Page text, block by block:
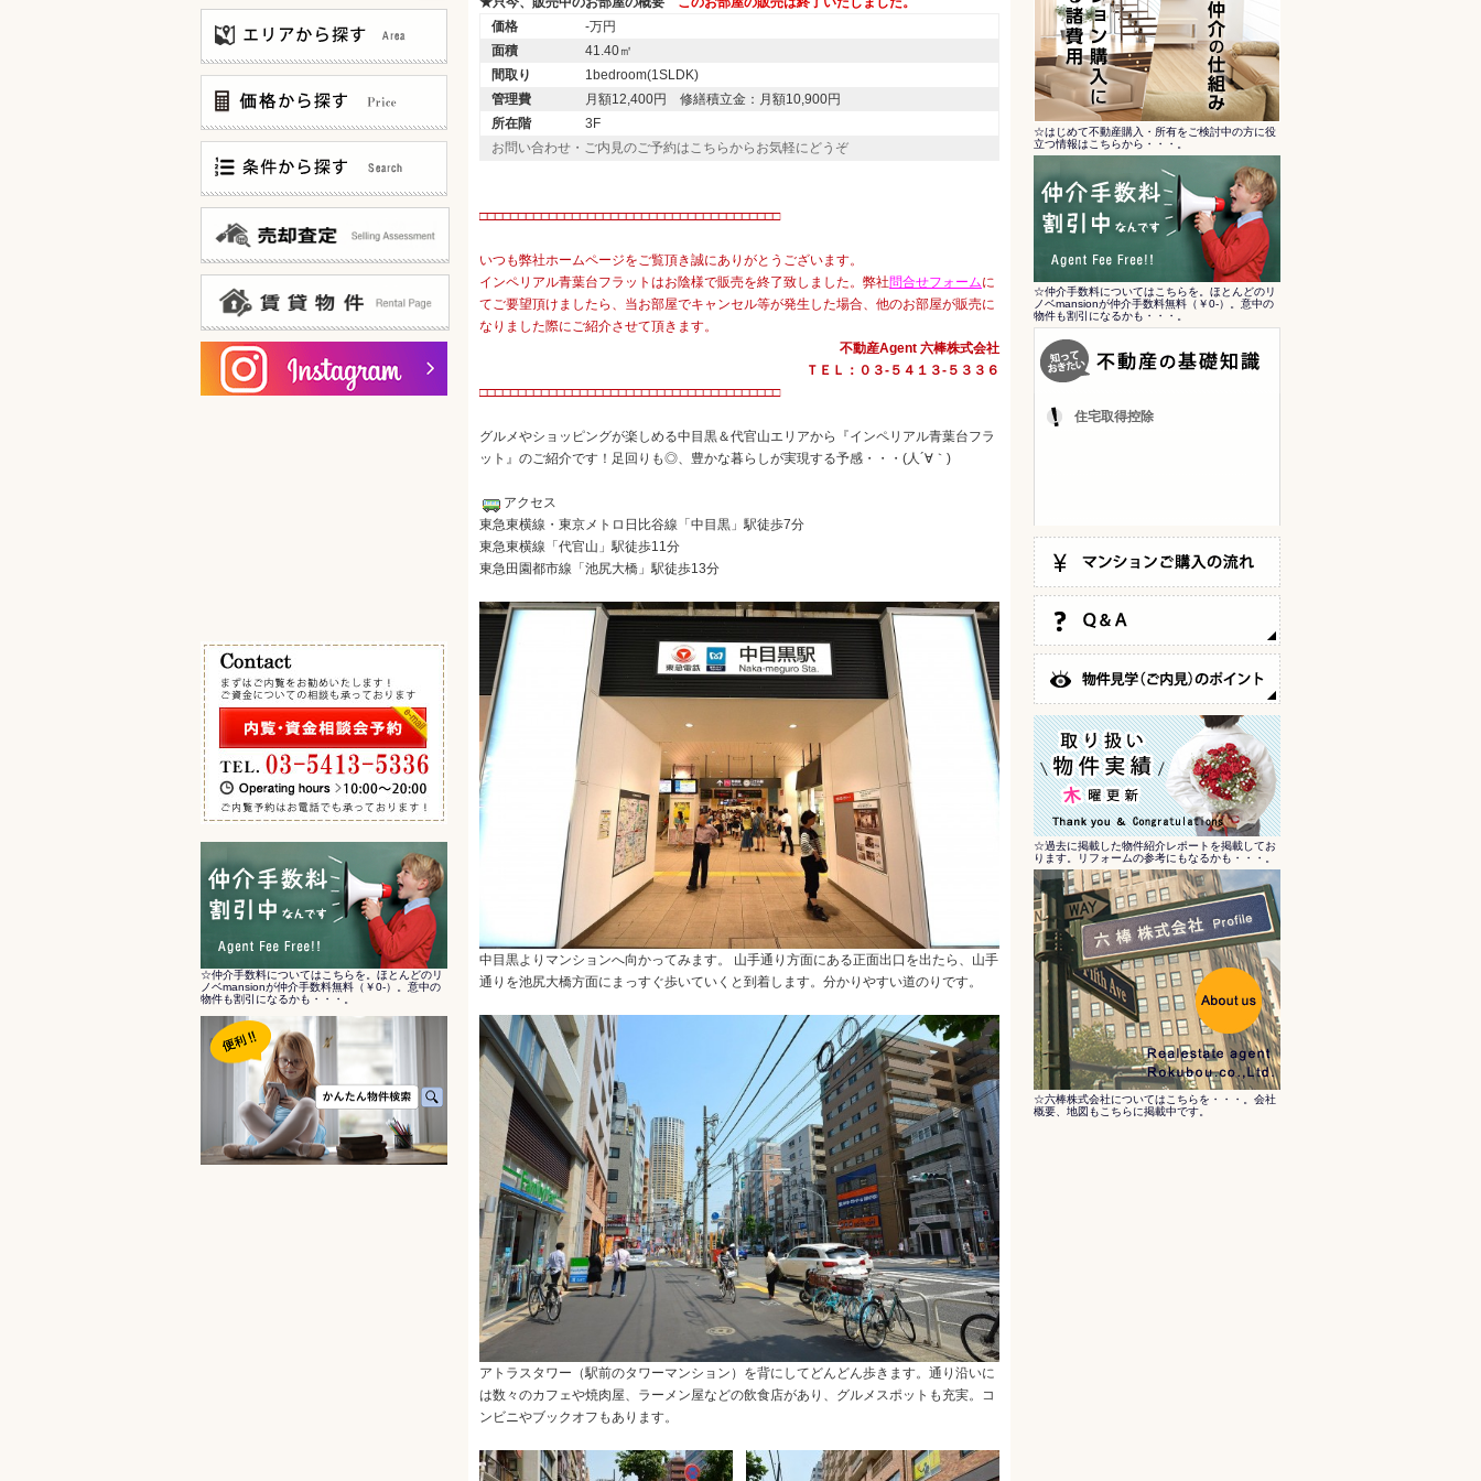
価格
-万円
面積
41.40㎡
間取り
1bedroom(1SLDK)
管理費
月額12,400円 修繕積立金：月額10,900円
所在階
3F
お問い合わせ・ご内見のご予約はこちらからお気軽にどうぞ
□□□□□□□□□□□□□□□□□□□□□□□□□□□□□□□□□□□□□□□
いつも弊社ホームページをご覧頂き誠にありがとうございます。
インペリアル青葉台フラットはお陰様で販売を終了致しました。弊社問合せフォームに
てご要望頂けましたら、当お部屋でキャンセル等が発生した場合、他のお部屋が販売に
なりました際にご紹介させて頂きます。
不動産Agent 六棒株式会社
ＴＥＬ：０３‐５４１３‐５３３６
□□□□□□□□□□□□□□□□□□□□□□□□□□□□□□□□□□□□□□□
グルメやショッピングが楽しめる中目黒＆代官山エリアから『インペリアル青葉台フラ
ット』のご紹介です！足回りも◎、豊かな暮らしが実現する予感・・・(人´∀｀)
アクセス
東急東横線・東京メトロ日比谷線「中目黒」駅徒歩7分
東急東横線「代官山」駅徒歩11分
東急田園都市線「池尻大橋」駅徒歩13分
中目黒よりマンションへ向かってみます。 山手通り方面にある正面出口を出たら、山手
通りを池尻大橋方面にまっすぐ歩いていくと到着します。分かりやすい道のりです。
アトラスタワー（駅前のタワーマンション）を背にしてどんどん歩きます。通り沿いに
は数々のカフェや焼肉屋、ラーメン屋などの飲食店があり、グルメスポットも充実。コ
ンビニやブックオフもあります。
〜3,000万
3,000万〜5,000万
8,000万〜12,000万
12,000万〜
仲介手数料無料
仲介手数料お値引中
20F建て以上 タワーマンション
新築マンション
邸宅風?低層マンション
100世帯以上 大規模マンション
ゲストルームあります!
宅配ボックスあります!
共用部分ミドリ充実!
オーナー様ログイン
賃貸物件一覧
☆仲介手数料についてはこちらを。ほとんどのリ
ノベmansionが仲介手数料無料（￥0-）。意中の
物件も割引になるかも・・・。
☆はじめて不動産購入・所有をご検討中の方に役
立つ情報はこちらから・・・。
☆仲介手数料についてはこちらを。ほとんどのリ
ノベmansionが仲介手数料無料（￥0-）。意中の
物件も割引になるかも・・・。
住宅取得控除
☆過去に掲載した物件紹介レポートを掲載してお
ります。リフォームの参考にもなるかも・・・。
☆六棒株式会社についてはこちらを・・・。会社
概要、地図もこちらに掲載中です。